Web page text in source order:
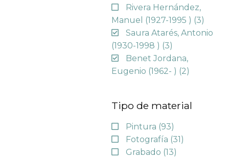
Rivera Hernández,
Manuel (1927-1995 ) (3)
Saura Atarés, Antonio
(1930-1998 ) (3)
Benet Jordana,
Eugenio (1962- ) (2)
Tipo de material
Pintura (93)
Fotografía (31)
Grabado (13)